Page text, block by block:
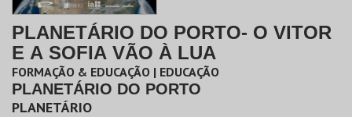
PLANETÁRIO DO PORTO- O VITOR
E A SOFIA VÃO À LUA
FORMAÇÃO & EDUCAÇÃO | EDUCAÇÃO
PLANETÁRIO DO PORTO
PLANETÁRIO